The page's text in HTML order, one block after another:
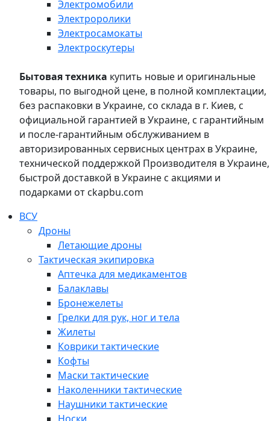
Электромобили
Электроролики
Электросамокаты
Электроскутеры
Бытовая техника купить новые и оригинальные
товары, по выгодной цене, в полной комплектации,
без распаковки в Украине, со склада в г. Киев, с
официальной гарантией в Украине, с гарантийным
и после-гарантийным обслуживанием в
авторизированных сервисных центрах в Украине,
технической поддержкой Производителя в Украине,
быстрой доставкой в Украине с акциями и
подарками от ckapbu.com
ВСУ
Дроны
Летающие дроны
Тактическая экипировка
Аптечка для медикаментов
Балаклавы
Бронежелеты
Грелки для рук, ног и тела
Жилеты
Коврики тактические
Кофты
Маски тактические
Наколенники тактические
Наушники тактические